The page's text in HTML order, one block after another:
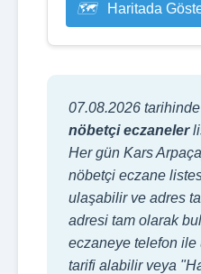
Haritada
07.08.2026 tarihinde
nöbetçi eczaneler
Her gün Kars
nöbetçi eczane
ulaşabilir ve adres
adresi tam olarak
eczaneye telefon
tarifi alabilir veya